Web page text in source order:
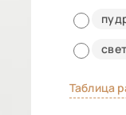
Таблица